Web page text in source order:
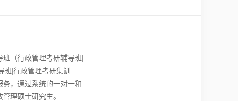
（行政管理考研辅导班|
|行政管理考研集训
，通过系统的一对一和
理硕士研究生。